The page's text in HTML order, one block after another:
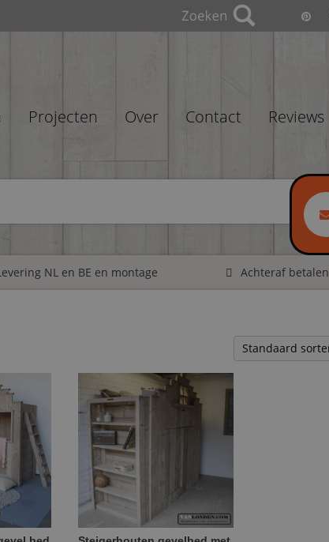
Projecten Over Contact Reviews
NL en BE en montage Achteraf betalen